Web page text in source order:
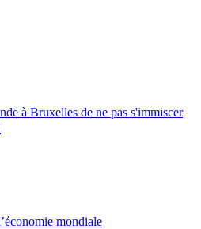
à Bruxelles de ne pas s'immiscer
mondiale